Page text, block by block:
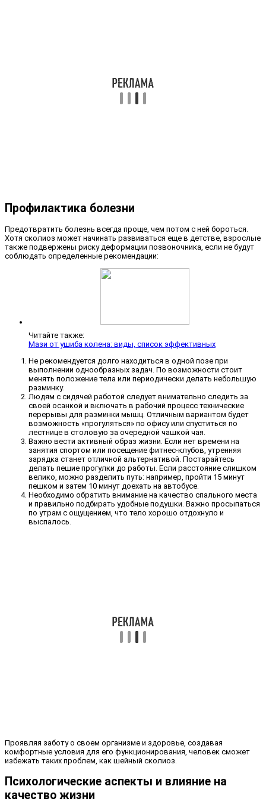
Профилактика болезни
Предотвратить болезнь всегда проще, чем потом с ней бороться.
Хотя сколиоз может начинать развиваться еще в детстве, взрослые
также подвержены риску деформации позвоночника, если не будут
соблюдать определенные рекомендации:
Читайте также:
Мази от ушиба колена: виды, список эффективных
Не рекомендуется долго находиться в одной позе при
выполнении однообразных задач. По возможности стоит
менять положение тела или периодически делать небольшую
разминку.
Людям с сидячей работой следует внимательно следить за
своей осанкой и включать в рабочий процесс технические
перерывы для разминки мышц. Отличным вариантом будет
возможность «прогуляться» по офису или спуститься по
лестнице в столовую за очередной чашкой чая.
Важно вести активный образ жизни. Если нет времени на
занятия спортом или посещение фитнес-клубов, утренняя
зарядка станет отличной альтернативой. Постарайтесь
делать пешие прогулки до работы. Если расстояние слишком
велико, можно разделить путь: например, пройти 15 минут
пешком и затем 10 минут доехать на автобусе.
Необходимо обратить внимание на качество спального места
и правильно подбирать удобные подушки. Важно просыпаться
по утрам с ощущением, что тело хорошо отдохнуло и
выспалось.
Проявляя заботу о своем организме и здоровье, создавая
комфортные условия для его функционирования, человек сможет
избежать таких проблем, как шейный сколиоз.
Психологические аспекты и влияние на
качество жизни